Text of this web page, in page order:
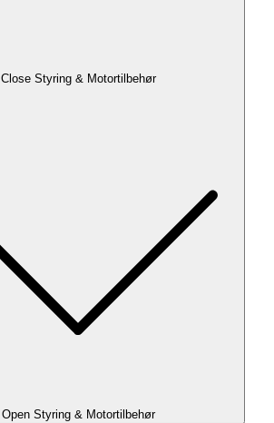
Close Styring & Motortilbehør
Open Styring & Motortilbehør